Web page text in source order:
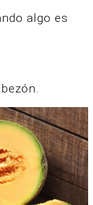
algo es